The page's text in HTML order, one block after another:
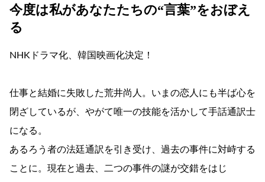
今度は私があなたたちの“言葉”をおぼえ
る
NHKドラマ化、韓国映画化決定！
仕事と結婚に失敗した荒井尚人。いまの恋人にも半ば心を
閉ざしているが、やがて唯一の技能を活かして手話通訳士
になる。
あるろう者の法廷通訳を引き受け、過去の事件に対峙する
ことに。現在と過去、二つの事件の謎が交錯をはじ